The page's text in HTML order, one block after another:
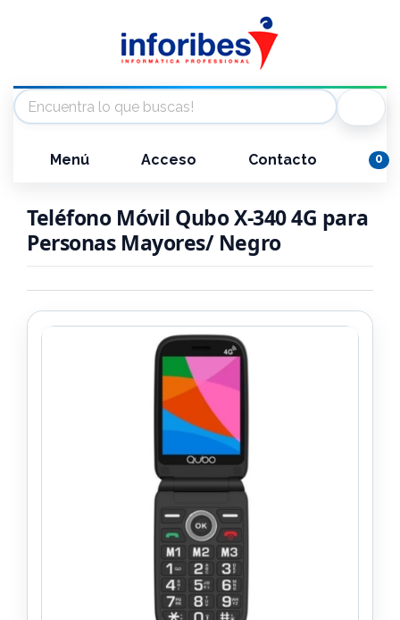
Menú Acceso Contacto 0
Teléfono Móvil Qubo X-340 4G para
Personas Mayores/ Negro